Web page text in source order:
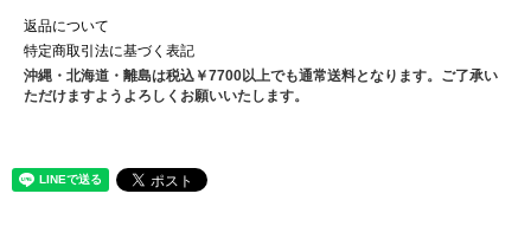
返品について
特定商取引法に基づく表記
沖縄・北海道・離島は税込￥7700以上でも通常送料となります。ご了承い
ただけますようよろしくお願いいたします。